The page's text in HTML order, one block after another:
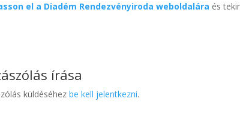
el a Diadém Rendezvényiroda weboldalára és
írása
küldéséhezbe kell jelentkezni.